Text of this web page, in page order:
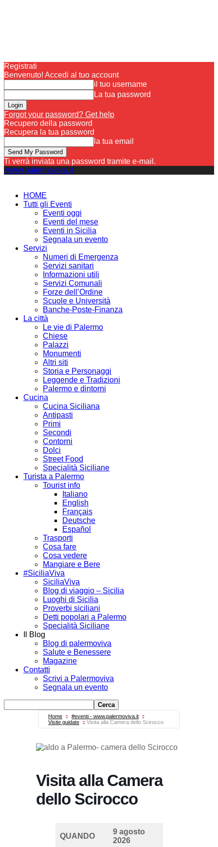
Registrati
Benvenuto! Accedi al tuo account
il tuo username
La tua password
Forgot your password? Get help
Recupero della password
Recupera la tua password
la tua email
Ti verrà inviata una password tramite e-mail.
www.palermoviva.it
HOME
Tutti gli Eventi
Eventi oggi
Eventi del mese
Eventi in Sicilia
Segnala un evento
Servizi
Numeri di Emergenza
Servizi sanitari
Informazioni utili
Servizi Comunali
Forze dell’Ordine
Scuole e Università
Banche-Poste-Finanza
La città
Le vie di Palermo
Chiese
Palazzi
Monumenti
Altri siti
Storia e Personaggi
Leggende e Tradizioni
Palermo e dintorni
Cucina
Cucina Siciliana
Antipasti
Primi
Secondi
Contorni
Dolci
Street Food
Specialità Siciliane
Turista a Palermo
Tourist info
Italiano
English
Français
Deutsche
Español
Trasporti
Cosa fare
Cosa vedere
Mangiare e Bere
#SiciliaViva
SiciliaViva
Blog di viaggio – Sicilia
Luoghi di Sicilia
Proverbi siciliani
Detti popolari a Palermo
Specialità Siciliane
Il Blog
Blog di palermoviva
Salute e Benessere
Magazine
Contatti
Scrivi a Palermoviva
Segnala un evento
Home
#eventi - www.palermoviva.it
Visite guidate
Visita alla Camera dello Scirocco
Visita alla Camera
dello Scirocco
QUANDO
9 agosto
2026